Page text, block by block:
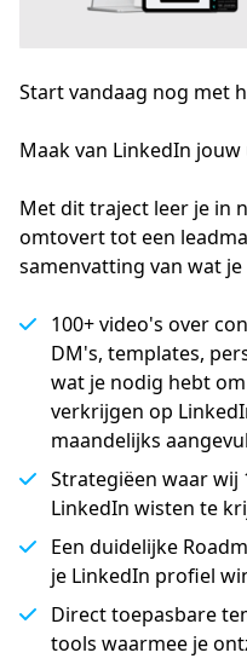
Start vandaag nog met
Maak van LinkedIn
Met dit traject leer je in
omtovert tot een
samenvatting van wat
100+ video's over
DM's, templates,
wat je nodig hebt
verkrijgen op
maandelijks
Strategiëen waar wij
LinkedIn wisten te
Een duidelijke
je LinkedIn profiel
Direct toepasbare
tools waarmee je